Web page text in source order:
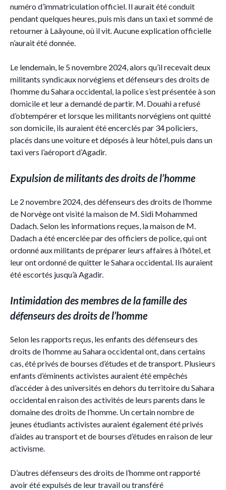
numéro d’immatriculation officiel. Il aurait été conduit
pendant quelques heures, puis mis dans un taxi et sommé de
retourner à Laâyoune, où il vit. Aucune explication officielle
n’aurait été donnée.
Le lendemain, le 5 novembre 2024, alors qu’il recevait deux
militants syndicaux norvégiens et défenseurs des droits de
l’homme du Sahara occidental, la police s’est présentée à son
domicile et leur a demandé de partir. M. Douahi a refusé
d’obtempérer et lorsque les militants norvégiens ont quitté
son domicile, ils auraient été encerclés par 34 policiers,
placés dans une voiture et déposés à leur hôtel, puis dans un
taxi vers l’aéroport d’Agadir.
Expulsion de militants des droits de l’homme
Le 2 novembre 2024, des défenseurs des droits de l’homme
de Norvège ont visité la maison de M. Sidi Mohammed
Dadach. Selon les informations reçues, la maison de M.
Dadach a été encerclée par des officiers de police, qui ont
ordonné aux militants de préparer leurs affaires à l’hôtel, et
leur ont ordonné de quitter le Sahara occidental. Ils auraient
été escortés jusqu’à Agadir.
Intimidation des membres de la famille des
défenseurs des droits de l’homme
Selon les rapports reçus, les enfants des défenseurs des
droits de l’homme au Sahara occidental ont, dans certains
cas, été privés de bourses d’études et de transport. Plusieurs
enfants d’éminents activistes auraient été empêchés
d’accéder à des universités en dehors du territoire du Sahara
occidental en raison des activités de leurs parents dans le
domaine des droits de l’homme. Un certain nombre de
jeunes étudiants activistes auraient également été privés
d’aides au transport et de bourses d’études en raison de leur
activisme.
D’autres défenseurs des droits de l’homme ont rapporté
avoir été expulsés de leur travail ou transféré